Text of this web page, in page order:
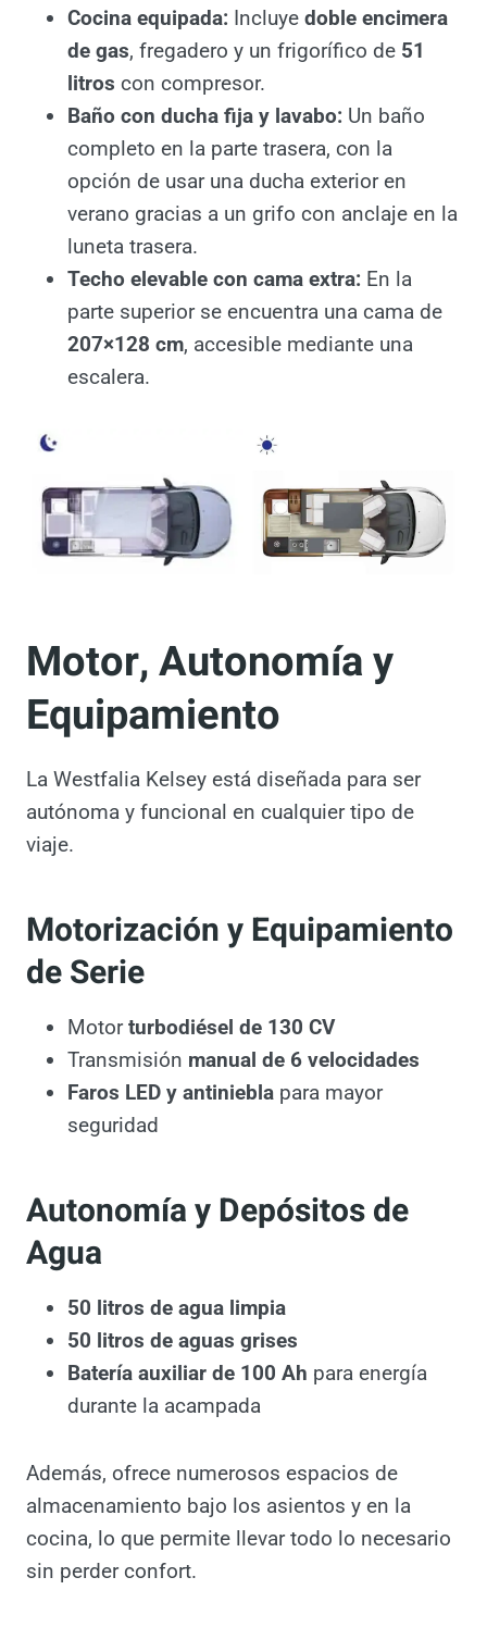
Cocina equipada: Incluye
doble
encimera de gas
, fregadero y un
frigorífico de
Baño con ducha fija y lavabo:
Un baño
completo en la parte trasera, con la
opción de usar una ducha exterior en
verano gracias a un grifo con anclaje en
la luneta trasera.
Techo elevable con cama extra:
En la
parte superior se encuentra una cama de
207×128 cm
, accesible mediante una
escalera.
Motor, Autonomía y
Equipamiento
autónoma y funcional en cualquier tipo de
viaje.
Motorización y
Equipamiento de Serie
Transmisiónmanual de 6 velocidades
Faros LED y antinieblapara mayor
seguridad
Autonomía y Depósitos de
Agua
50 litros de aguas grises
Batería auxiliar de 100 Ah
durante la acampada
almacenamiento bajo los asientos y en la
cocina, lo que permite llevar todo lo
necesario sin perder confort.